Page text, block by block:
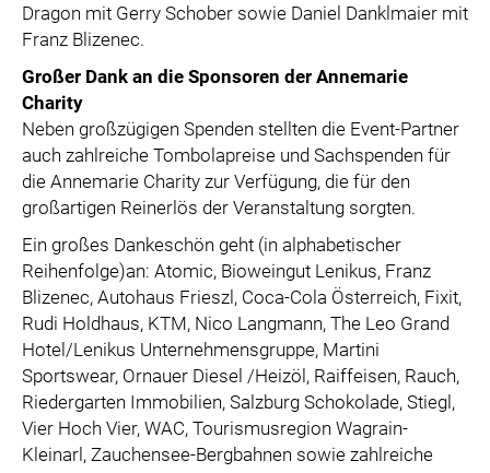
Dragon mit Gerry Schober sowie Daniel Danklmaier mit
Franz Blizenec.
Großer Dank an die Sponsoren der Annemarie
Charity
Neben großzügigen Spenden stellten die Event-Partner
auch zahlreiche Tombolapreise und Sachspenden für
die Annemarie Charity zur Verfügung, die für den
großartigen Reinerlös der Veranstaltung sorgten.
Ein großes Dankeschön geht (in alphabetischer
Reihenfolge)an: Atomic, Bioweingut Lenikus, Franz
Blizenec, Autohaus Frieszl, Coca-Cola Österreich, Fixit,
Rudi Holdhaus, KTM, Nico Langmann, The Leo Grand
Hotel/Lenikus Unternehmensgruppe, Martini
Sportswear, Ornauer Diesel /Heizöl, Raiffeisen, Rauch,
Riedergarten Immobilien, Salzburg Schokolade, Stiegl,
Vier Hoch Vier, WAC, Tourismusregion Wagrain-
Kleinarl, Zauchensee-Bergbahnen sowie zahlreiche